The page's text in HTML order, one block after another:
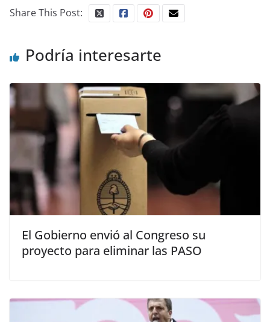
Share This Post:
Podría interesarte
El Gobierno envió al Congreso su
proyecto para eliminar las PASO